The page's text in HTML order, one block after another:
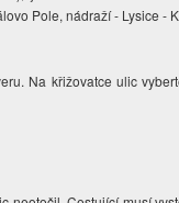
Pole, nádraží - Lysice -
Na křižovatce ulic